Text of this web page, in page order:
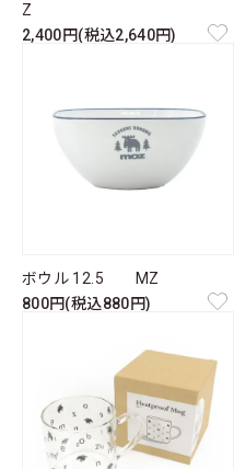
Z
2,400円(税込2,640円)
ボウル 12.5 MZ
800円(税込880円)